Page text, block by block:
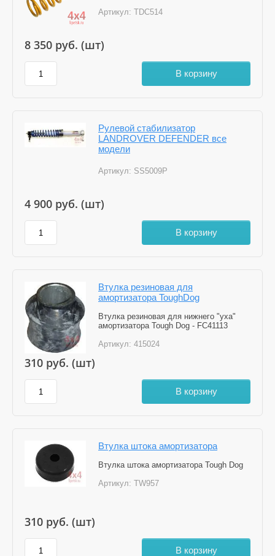
Артикул: TDC514
8 350 руб. (шт)
В корзину
Рулевой стабилизатор
LANDROVER DEFENDER все
модели
Артикул: SS5009P
4 900 руб. (шт)
В корзину
Втулка резиновая для
амортизатора ToughDog
Втулка резиновая для нижнего "уха"
амортизатора Tough Dog - FC41113
Артикул: 415024
310 руб. (шт)
В корзину
Втулка штока амортизатора
Втулка штока амортизатора Tough Dog
Артикул: TW957
310 руб. (шт)
В корзину